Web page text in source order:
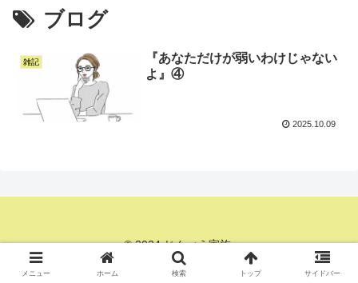
ブログ
雑記
『あなただけが弱いわけじゃない
よ』④
2025.10.09
© 2024 じんべえ家族.
メニュー ホーム 検索 トップ サイドバー